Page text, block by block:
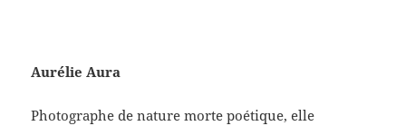
Aurélie Aura
Photographe de nature morte poétique, elle